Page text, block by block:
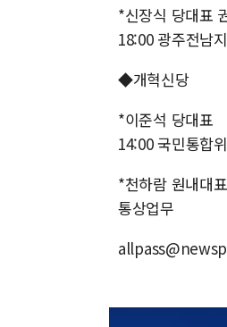
*신장식 당대표
18:00 광주전남
◆개혁신당
*이준석 당대표
14:00 국민통합
*천하람 원내대표
통상업무